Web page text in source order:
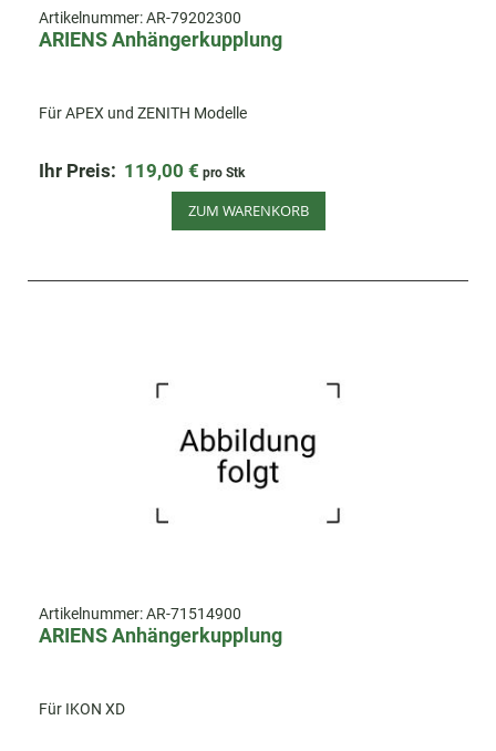
Artikelnummer:AR-79202300
ARIENS Anhängerkupplung
Für APEX und ZENITH Modelle
Ihr Preis: 119,00 € pro Stk
ZUM WARENKORB
Artikelnummer:AR-71514900
ARIENS Anhängerkupplung
Für IKON XD